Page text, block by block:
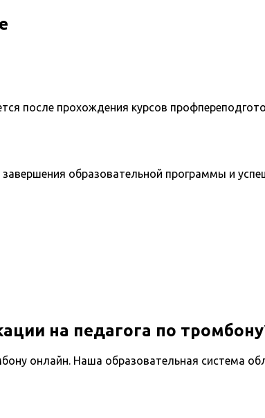
после прохождения курсов
образовательной программы и
на педагога по
онлайн. Наша образовательная система